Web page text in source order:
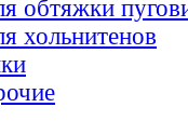
обтяжки
хольнитенов